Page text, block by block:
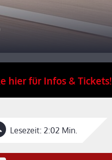
hier für Infos & Tickets!
Lesezeit: 2:02 Min.